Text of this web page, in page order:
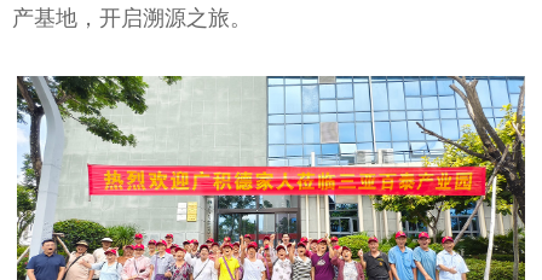
产基地，开启溯源之旅。